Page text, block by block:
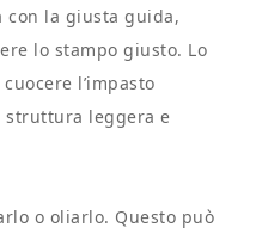
con la giusta guida,
lo stampo giusto. Lo
l’impasto
struttura leggera e
o oliarlo. Questo può